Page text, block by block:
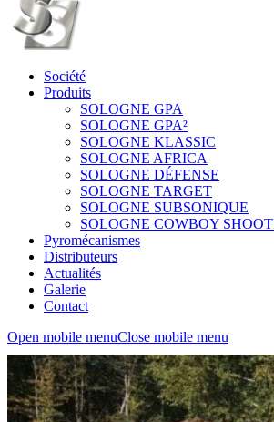
Société
Produits
SOLOGNE GPA
SOLOGNE GPA²
SOLOGNE KLASSIC
SOLOGNE AFRICA
SOLOGNE DÉFENSE
SOLOGNE TARGET
SOLOGNE SUBSONIQUE
SOLOGNE COWBOY
Pyromécanismes
Distributeurs
Actualités
Galerie
Contact
Open mobile menuClose mobile menu